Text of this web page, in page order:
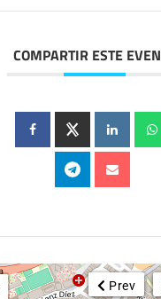
COMPARTIR ESTE
Prev